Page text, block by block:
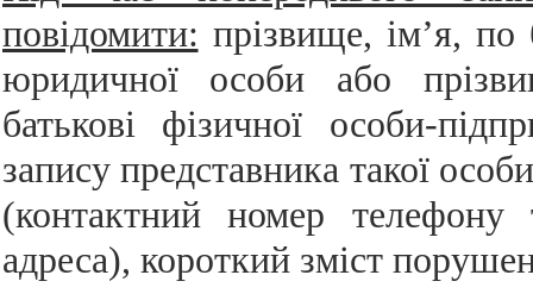
повідомити: прізвище, ім’я, по
юридичної особи або
батькові фізичної особи-
запису представника такої
(контактний номер телефону
адреса), короткий зміст